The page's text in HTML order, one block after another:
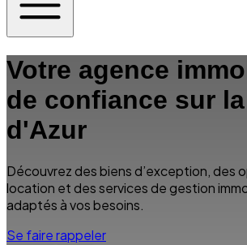
Votre agence
de confiance sur
d'Azur
Découvrez des biens d’exception, des
location et des services de gestion
adaptés à vos besoins.
Se faire rappeler